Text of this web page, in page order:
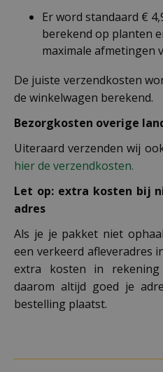
Er word standaard €
berekend op planten
maximale afmetingen
De juiste verzendkosten
de winkelwagen berekend.
Bezorgkosten overige
Uiteraard verzenden wij
hier de verzendkosten.
Let op: extra kosten bij
adres
Als je je pakket niet
een verkeerd afleveradres
extra kosten in
daarom altijd goed je
bestelling plaatst.